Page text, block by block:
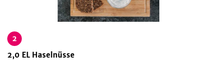
2
2,0 EL Haselnüsse